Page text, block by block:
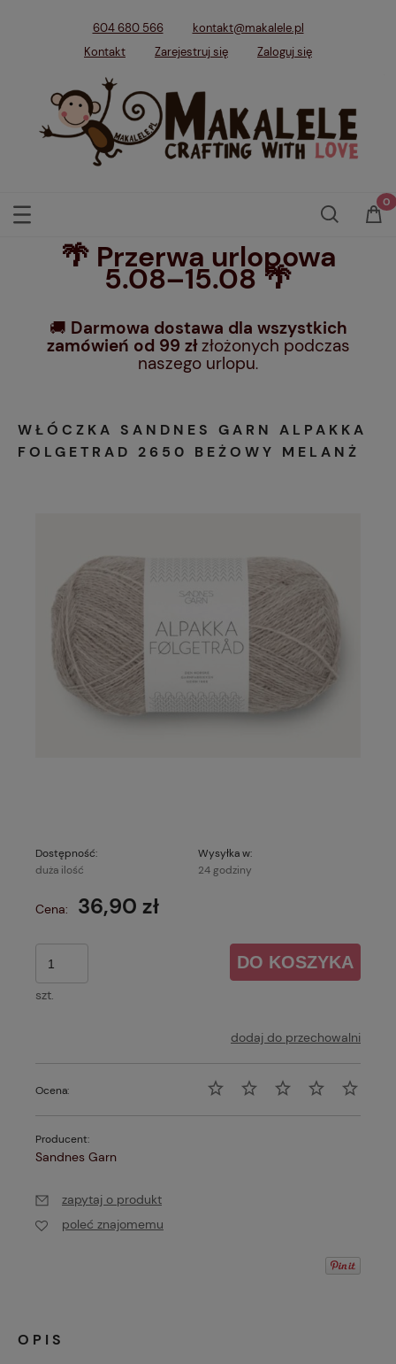
604 680 566
kontakt@makalele.pl
Kontakt
Zarejestruj się Zaloguj się
🌴 Przerwa urlopowa
5.08–15.08 🌴
🚚 Darmowa dostawa dla wszystkich
zamówień od 99 złzłożonych podczas
naszego urlopu.
WŁÓCZKA SANDNES GARN ALPAKKA
FOLGETRAD 2650 BEŻOWY MELANŻ
Dostępność:
duża ilość
Wysyłka w:
24 godziny
Cena: 36,90 zł
szt.
DO KOSZYKA
dodaj do przechowalni
Ocena:
Producent:
Sandnes Garn
zapytaj o produkt
poleć znajomemu
OPIS